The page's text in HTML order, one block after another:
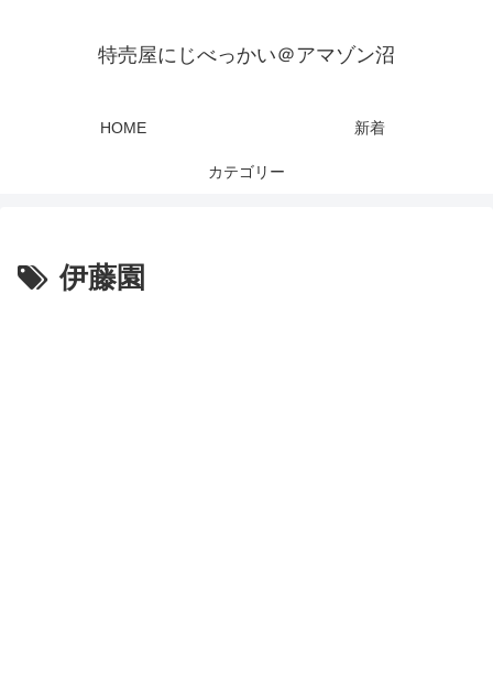
特売屋にじべっかい＠アマゾン沼
HOME 新着
カテゴリー
伊藤園